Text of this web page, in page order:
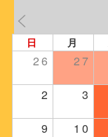
日 月
26 27
2 3
9 10